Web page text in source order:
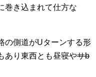
巻き込まれて仕方な
の側道がUターンする形
あり東西とも昼寝やサb